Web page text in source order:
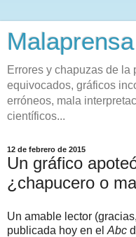
Malaprensa
Errores y chapuzas de la
equivocados, gráficos
erróneos, mala
científicos...
12 de febrero de 2015
Un gráfico
¿chapucero o
Un amable lector
publicada hoy en el Abc